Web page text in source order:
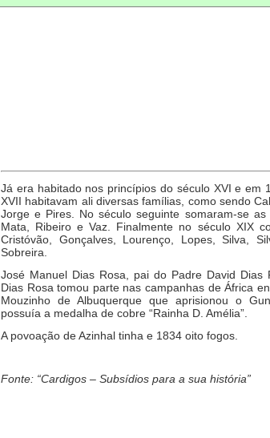
Já era habitado nos princípios do século XVI e em
XVII habitavam ali diversas famílias, como sendo
Jorge e Pires. No século seguinte somaram-se as
Mata, Ribeiro e Vaz. Finalmente no século XIX
Cristóvão, Gonçalves, Lourenço, Lopes, Silva,
Sobreira.
José Manuel Dias Rosa, pai do Padre David Dias
Dias Rosa tomou parte nas campanhas de África
Mouzinho de Albuquerque que aprisionou o
possuía a medalha de cobre “Rainha D. Amélia”.
A povoação de Azinhal tinha e 1834 oito fogos.
Fonte: “Cardigos – Subsídios para a sua história”